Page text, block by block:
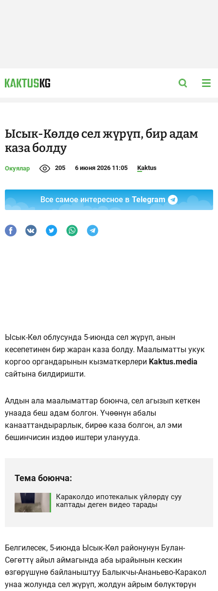
Ысык-Көлдө сел жүрүп, бир адам
каза болду
Окуялар 205 6 июня 2026 11:05 Kaktus
Все самое интересное в Telegram
Ысык-Көл облусунда 5-июнда сел жүрүп, анын
кесепетинен бир жаран каза болду. Маалыматты укук
коргоо органдарынын кызматкерлери Kaktus.media
сайтына билдиришти.
Алдын ала маалыматтар боюнча, сел агызып кеткен
унаада беш адам болгон. Үчөөнүн абалы
канааттандырарлык, бирөө каза болгон, ал эми
бешинчисин издөө иштери уланууда.
Тема боюнча:
Караколдо ипотекалык үйлөрдү суу
каптады деген видео тарады
Белгилесек, 5-июнда Ысык-Көл районунун Булан-
Сөгөттү айыл аймагында аба ырайынын кескин
өзгөрүшүнө байланыштуу Балыкчы-Ананьево-Каракол
унаа жолунда сел жүрүп, жолдун айрым бөлүктөрүн